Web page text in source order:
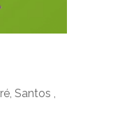
Santos ,